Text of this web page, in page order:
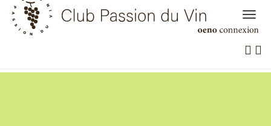
Skip
content